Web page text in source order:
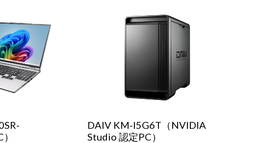
DAIV KM-I5G6T（NVIDIA
Studio 認定PC）